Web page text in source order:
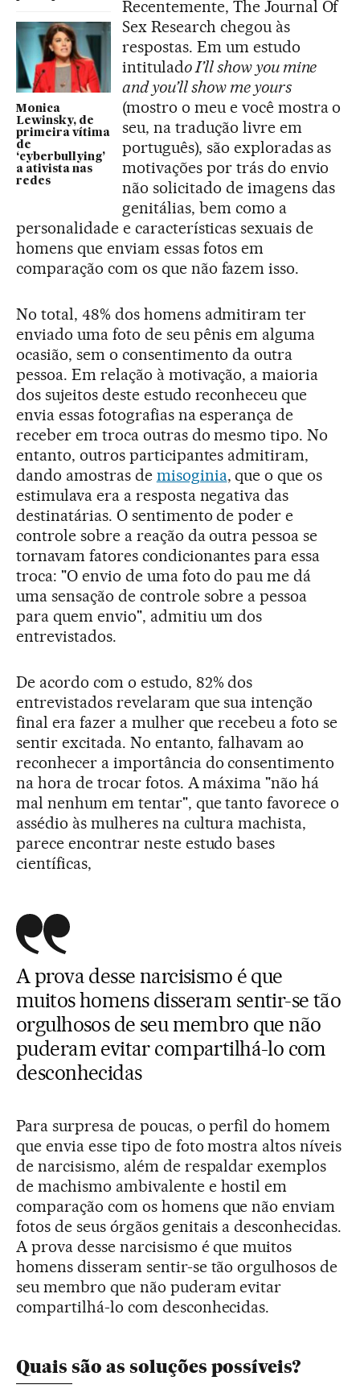
Monica
Lewinsky, de
primeira vítima
de
‘cyberbullying’
a ativista nas
redes
Recentemente, The Journal Of
Sex Research chegou às
respostas. Em um estudo
intitulado I’ll show you mine
and you’ll show me yours
(mostro o meu e você mostra o
seu, na tradução livre em
português), são exploradas as
motivações por trás do envio
não solicitado de imagens das
genitálias, bem como a
personalidade e características sexuais de
homens que enviam essas fotos em
comparação com os que não fazem isso.
No total, 48% dos homens admitiram ter
enviado uma foto de seu pênis em alguma
ocasião, sem o consentimento da outra
pessoa. Em relação à motivação, a maioria
dos sujeitos deste estudo reconheceu que
envia essas fotografias na esperança de
receber em troca outras do mesmo tipo. No
entanto, outros participantes admitiram,
dando amostras de misoginia, que o que os
estimulava era a resposta negativa das
destinatárias. O sentimento de poder e
controle sobre a reação da outra pessoa se
tornavam fatores condicionantes para essa
troca: "O envio de uma foto do pau me dá
uma sensação de controle sobre a pessoa
para quem envio", admitiu um dos
entrevistados.
De acordo com o estudo, 82% dos
entrevistados revelaram que sua intenção
final era fazer a mulher que recebeu a foto se
sentir excitada. No entanto, falhavam ao
reconhecer a importância do consentimento
na hora de trocar fotos. A máxima "não há
mal nenhum em tentar", que tanto favorece o
assédio às mulheres na cultura machista,
parece encontrar neste estudo bases
científicas,
A prova desse narcisismo é que
muitos homens disseram sentir-se tão
orgulhosos de seu membro que não
puderam evitar compartilhá-lo com
desconhecidas
Para surpresa de poucas, o perfil do homem
que envia esse tipo de foto mostra altos níveis
de narcisismo, além de respaldar exemplos
de machismo ambivalente e hostil em
comparação com os homens que não enviam
fotos de seus órgãos genitais a desconhecidas.
A prova desse narcisismo é que muitos
homens disseram sentir-se tão orgulhosos de
seu membro que não puderam evitar
compartilhá-lo com desconhecidas.
Quais são as soluções possíveis?